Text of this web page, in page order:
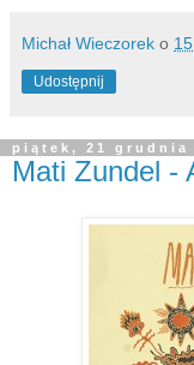
Michał Wieczorek o
Udostępnij
piątek, 21 grudnia
Mati Zundel -